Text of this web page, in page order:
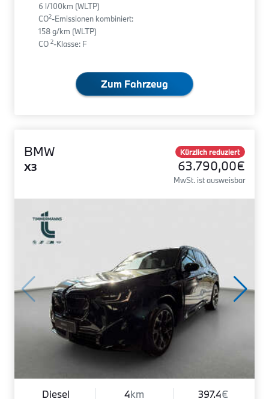
6 l/100km (WLTP)
CO2-Emissionen kombiniert:
158 g/km (WLTP)
CO 2-Klasse: F
Zum Fahrzeug
BMW
X3
Kürzlich reduziert
63.790,00€
MwSt. ist ausweisbar
Diesel 4km 397.4€